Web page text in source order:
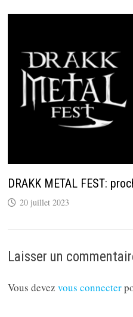
DRAKK METAL FEST:
20 juillet 2023
Laisser un
Vous devezvous connecter